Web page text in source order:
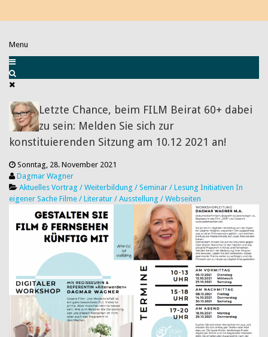
Menu
Letzte Chance, beim FILM Beirat 60+ dabei
zu sein: Melden Sie sich zur
konstituierenden Sitzung am 10.12 2021 an!
Sonntag, 28. November 2021
Dagmar Wagner
Aktuelles Vortrag / Weiterbildung / Seminar / Lesung Initiativen In
eigener Sache Filme / Literatur / Ausstellung / Webseiten